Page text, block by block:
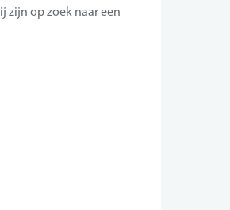
zijn op zoek naar een